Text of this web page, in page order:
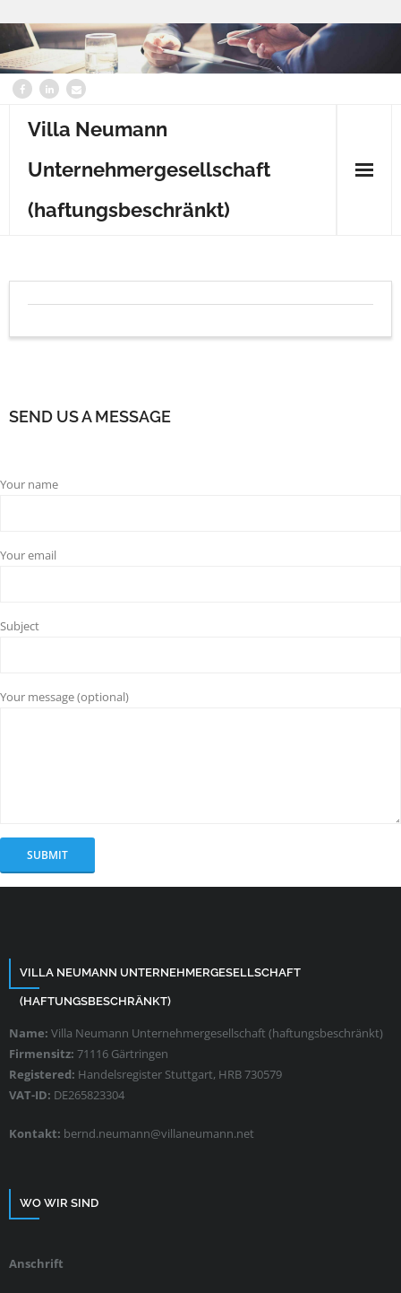
Villa Neumann
Unternehmergesellschaft
(haftungsbeschränkt)
Kontakt
SEND US A MESSAGE
Your name
Your email
Subject
Your message (optional)
VILLA NEUMANN UNTERNEHMERGESELLSCHAFT
(HAFTUNGSBESCHRÄNKT)
Name: Villa Neumann Unternehmergesellschaft (haftungsbeschränkt)
Firmensitz: 71116 Gärtringen
Registered: Handelsregister Stuttgart, HRB 730579
VAT-ID: DE265823304
Kontakt: bernd.neumann@villaneumann.net
WO WIR SIND
Anschrift